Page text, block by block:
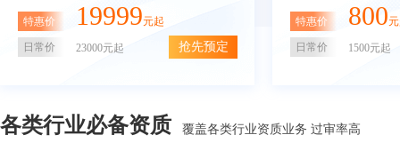
特惠价 19999元起
日常价 23000元起 抢先预定
特惠价 800
日常价 1500元起
各类行业必备资质 覆盖各类行业资质业务 过审率高